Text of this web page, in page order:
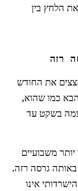
הלחץ בין
רזה
את החודש
כמו שהוא,
בשקט עד
משבועיים
גרסה רזה.
אינו